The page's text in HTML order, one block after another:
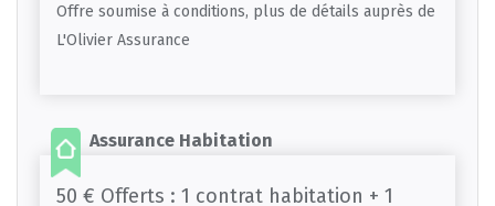
Offre soumise à conditions, plus de détails auprès de
L'Olivier Assurance
Assurance Habitation
50 € Offerts : 1 contrat habitation + 1